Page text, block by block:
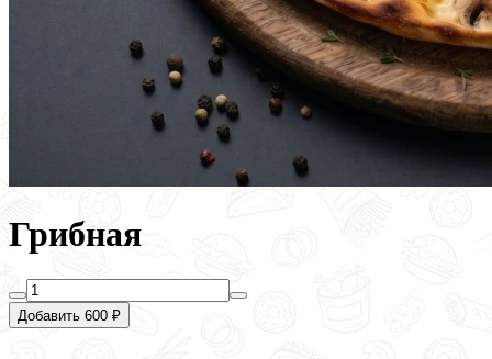
Грибная
Добавить 600 ₽